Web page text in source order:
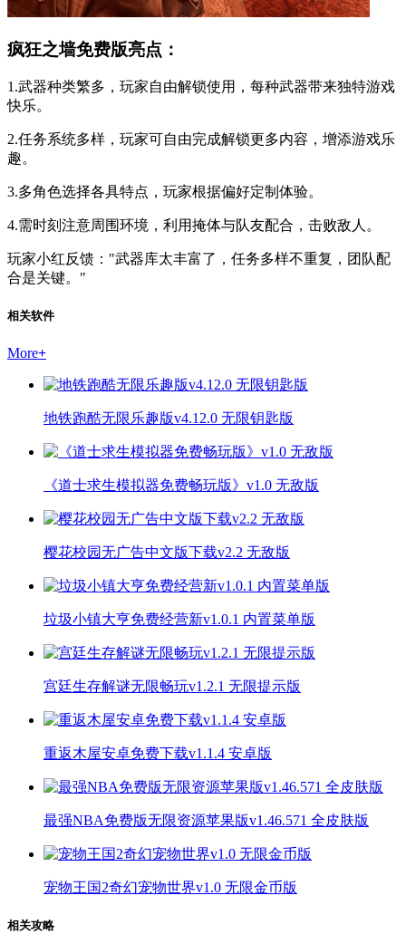
疯狂之墙免费版亮点：
1.武器种类繁多，玩家自由解锁使用，每种武器带来独特游戏
快乐。
2.任务系统多样，玩家可自由完成解锁更多内容，增添游戏乐
趣。
3.多角色选择各具特点，玩家根据偏好定制体验。
4.需时刻注意周围环境，利用掩体与队友配合，击败敌人。
玩家小红反馈："武器库太丰富了，任务多样不重复，团队配
合是关键。"
相关软件
More+
地铁跑酷无限乐趣版v4.12.0 无限钥匙版
《道士求生模拟器免费畅玩版》v1.0 无敌版
樱花校园无广告中文版下载v2.2 无敌版
垃圾小镇大亨免费经营新v1.0.1 内置菜单版
宫廷生存解谜无限畅玩v1.2.1 无限提示版
重返木屋安卓免费下载v1.1.4 安卓版
最强NBA免费版无限资源苹果版v1.46.571 全皮肤版
宠物王国2奇幻宠物世界v1.0 无限金币版
相关攻略